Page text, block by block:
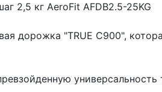
2,5 кг AeroFit AFDB2.5-25KG
дорожка "TRUE С900",